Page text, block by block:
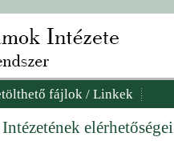
fájlok / Linkek
elérhetőségei